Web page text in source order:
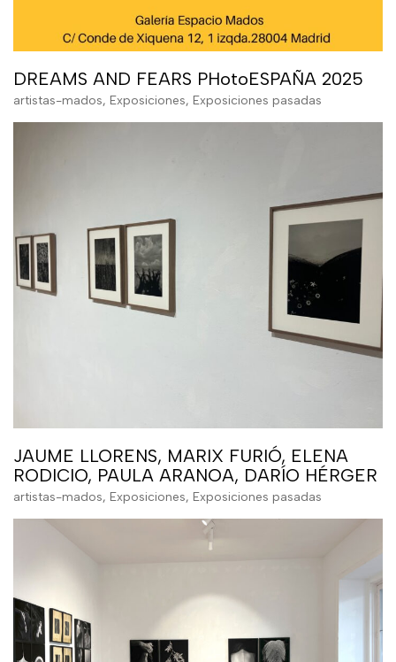
DREAMS AND FEARS PHotoESPAÑA 2025
artistas-mados, Exposiciones, Exposiciones pasadas
JAUME LLORENS, MARIX FURIÓ, ELENA
RODICIO, PAULA ARANOA, DARÍO HÉRGER
artistas-mados, Exposiciones, Exposiciones pasadas